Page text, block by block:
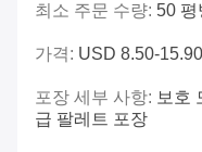
최소 주문 수량: 50 평
가격: USD 8.50-
포장 세부 사항: 보호
급 팔레트 포장